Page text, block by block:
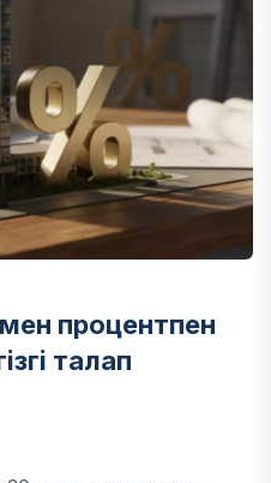
процентпен
талап